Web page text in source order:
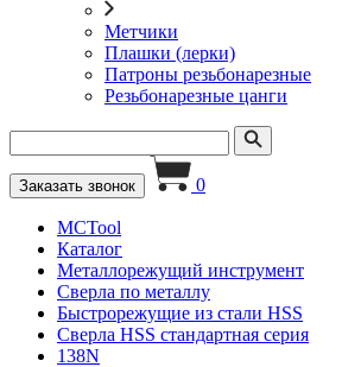
Метчики
Плашки (лерки)
Патроны резьбонарезные
Резьбонарезные цанги
Заказать звонок 0
MCTool
Каталог
Металлорежущий инструмент
Сверла по металлу
Быстрорежущие из стали HSS
Сверла HSS стандартная серия
138N